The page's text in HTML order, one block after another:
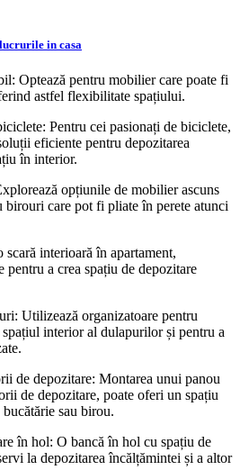
in casa
Optează pentru mobilier care poate fi
astfel flexibilitate spațiului.
Pentru cei pasionați de biciclete,
eficiente pentru depozitarea
în interior.
opțiunile de mobilier ascuns
birouri care pot fi pliate în perete atunci
scară interioară în apartament,
pentru a crea spațiu de depozitare
Utilizează organizatoare pentru
interior al dulapurilor și pentru a
de depozitare: Montarea unui panou
de depozitare, poate oferi un spațiu
sau birou.
în hol: O bancă în hol cu spațiu de
la depozitarea încălțămintei și a altor